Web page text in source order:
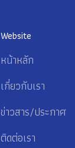
Website
หน้าหลัก
เกี่ยวกับเรา
ข่าวสาร/ประกาศ
ติดต่อเรา